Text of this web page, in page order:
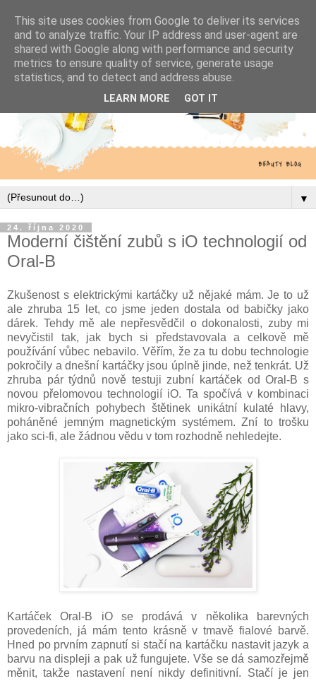
▼
24. října 2020
Moderní čištění zubů s iO technologií od
Oral-B
Zkušenost s elektrickými kartáčky už nějaké mám. Je to už
ale zhruba 15 let, co jsme jeden dostala od babičky jako
dárek. Tehdy mě ale nepřesvědčil o dokonalosti, zuby mi
nevyčistil tak, jak bych si představovala a celkově mě
používání vůbec nebavilo. Věřím, že za tu dobu technologie
pokročily a dnešní kartáčky jsou úplně jinde, než tenkrát. Už
zhruba pár týdnů nově testuji zubní kartáček od Oral-B s
novou přelomovou technologií iO. Ta spočívá v kombinaci
mikro-vibračních pohybech štětinek unikátní kulaté hlavy,
poháněné jemným magnetickým systémem. Zní to trošku
jako sci-fi, ale žádnou vědu v tom rozhodně nehledejte.
Kartáček Oral-B iO se prodává v několika barevných
provedeních, já mám tento krásně v tmavě fialové barvě.
Hned po prvním zapnutí si stačí na kartáčku nastavit jazyk a
barvu na displeji a pak už fungujete. Vše se dá samozřejmě
měnit, takže nastavení není nikdy definitivní. Stačí je jen
This site uses cookies from Google to deliver its services
and to analyze traffic. Your IP address and user-agent are
shared with Google along with performance and security
metrics to ensure quality of service, generate usage
statistics, and to detect and address abuse.
LEARN MORE GOT IT